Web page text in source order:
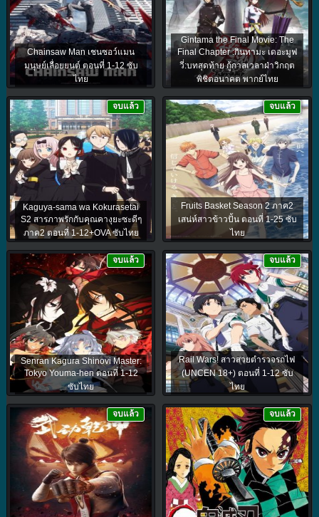
Chainsaw Man เชนซอว์แมน
มนุษย์เลื่อยยนต์ ตอนที่ 1-12 ซับ
ไทย
Gintama the Final Movie: The
Final Chapter :กินทามะ เดอะมูฟ
วี่:บทสุดท้าย กู้กาลเวลาฝ่าวิกฤต
พิชิตอนาคต พากย์ไทย
Kaguya-sama wa Kokurasetai
S2 สารภาพรักกับคุณคางุยะซะดีๆ
ภาค2 ตอนที่ 1-12+OVA ซับไทย
จบแล้ว
Fruits Basket Season 2 ภาค2
เสน่ห์สาวข้าวปั้น ตอนที่ 1-25 ซับ
ไทย
จบแล้ว
Senran Kagura Shinovi Master:
Tokyo Youma-hen ตอนที่ 1-12
ซับไทย
จบแล้ว
Rail Wars! สาวสวยตำรวจรถไฟ
(UNCEN 18+) ตอนที่ 1-12 ซับ
ไทย
จบแล้ว
จบแล้ว จบแล้ว